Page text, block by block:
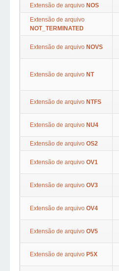
Extensão de arquivo NOS
Extensão de arquivo
NOT_TERMINATED
Extensão de arquivo NOVS
Extensão de arquivo NT
Extensão de arquivo NTFS
Extensão de arquivo NU4
Extensão de arquivo OS2
Extensão de arquivo OV1
Extensão de arquivo OV3
Extensão de arquivo OV4
Extensão de arquivo OV5
Extensão de arquivo P5X